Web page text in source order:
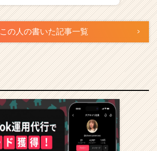
この人の書いた記事一覧